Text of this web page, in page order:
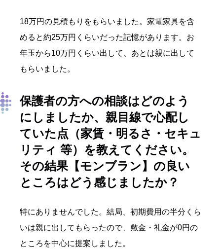
18万円の見積もりをもらいました。家電家具を含
めると約25万円くらいだった記憶があります。お
年玉から10万円くらい出して、あとは親に出して
もらいました。
保護者の方への相談はどのよう
にしましたか、親目線で心配し
ていた点（家賃・明るさ・セキュ
リティ 等）を教えてください。
その結果【モンブラン】の良い
ところはどう感じましたか？
特にありませんでした。結局、初期費用の半分くら
いは親に出してもらったので、敷金・礼金が0円の
ところを中心に提案しました。